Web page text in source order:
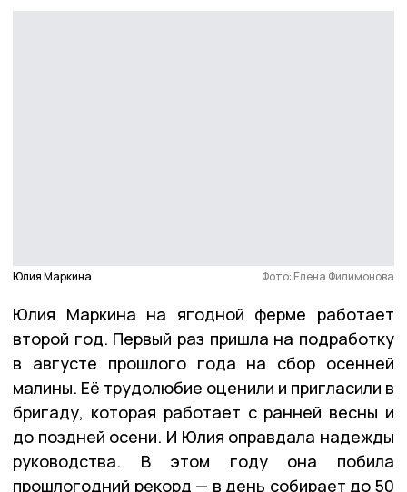
Юлия Маркина Фото: Елена Филимонова
Юлия Маркина на ягодной ферме работает
второй год. Первый раз пришла на подработку
в августе прошлого года на сбор осенней
малины. Её трудолюбие оценили и пригласили в
бригаду, которая работает с ранней весны и
до поздней осени. И Юлия оправдала надежды
руководства. В этом году она побила
прошлогодний рекорд — в день собирает до 50